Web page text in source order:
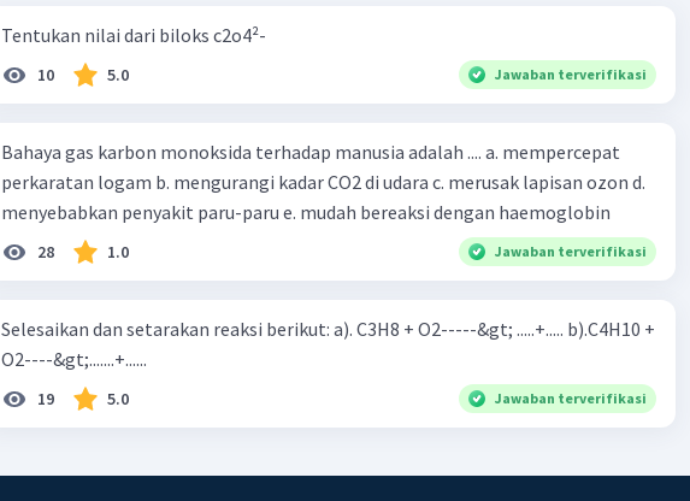
Tentukan nilai dari biloks c2o4²-
10 5.0 Jawaban terverifikasi
Bahaya gas karbon monoksida terhadap manusia adalah .... a. mempercepat
perkaratan logam b. mengurangi kadar CO2 di udara c. merusak lapisan ozon d.
menyebabkan penyakit paru-paru e. mudah bereaksi dengan haemoglobin
28 1.0 Jawaban terverifikasi
Selesaikan dan setarakan reaksi berikut: a). C3H8 + O2-----&gt; .....+..... b).C4H10 +
O2----&gt;.......+......
19 5.0 Jawaban terverifikasi